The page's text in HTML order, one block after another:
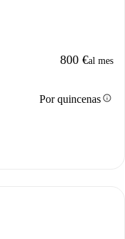
800 €al mes
Por quincenasinfo